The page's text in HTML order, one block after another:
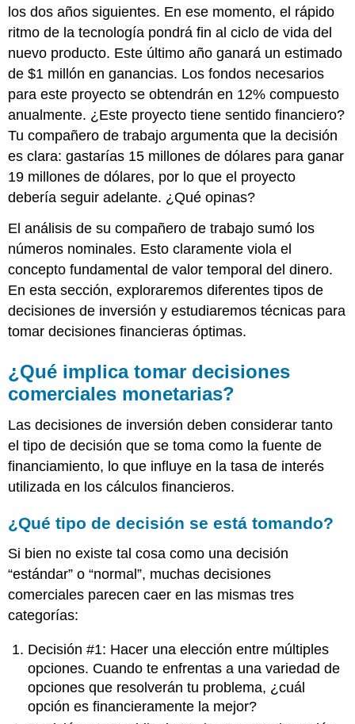
los dos años siguientes. En ese momento, el rápido
ritmo de la tecnología pondrá fin al ciclo de vida del
nuevo producto. Este último año ganará un estimado
de $1 millón en ganancias. Los fondos necesarios
para este proyecto se obtendrán en 12% compuesto
anualmente. ¿Este proyecto tiene sentido financiero?
Tu compañero de trabajo argumenta que la decisión
es clara: gastarías 15 millones de dólares para ganar
19 millones de dólares, por lo que el proyecto
debería seguir adelante. ¿Qué opinas?
El análisis de su compañero de trabajo sumó los
números nominales. Esto claramente viola el
concepto fundamental de valor temporal del dinero.
En esta sección, exploraremos diferentes tipos de
decisiones de inversión y estudiaremos técnicas para
tomar decisiones financieras óptimas.
¿Qué implica tomar decisiones
comerciales monetarias?
Las decisiones de inversión deben considerar tanto
el tipo de decisión que se toma como la fuente de
financiamiento, lo que influye en la tasa de interés
utilizada en los cálculos financieros.
¿Qué tipo de decisión se está tomando?
Si bien no existe tal cosa como una decisión
“estándar” o “normal”, muchas decisiones
comerciales parecen caer en las mismas tres
categorías:
Decisión #1: Hacer una elección entre múltiples
opciones. Cuando te enfrentas a una variedad de
opciones que resolverán tu problema, ¿cuál
opción es financieramente la mejor?